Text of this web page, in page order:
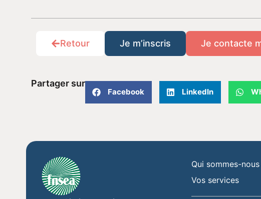
Retour Je m’inscris Je contacte
Partager sur
Facebook LinkedIn
Qui sommes-nous
Vos services